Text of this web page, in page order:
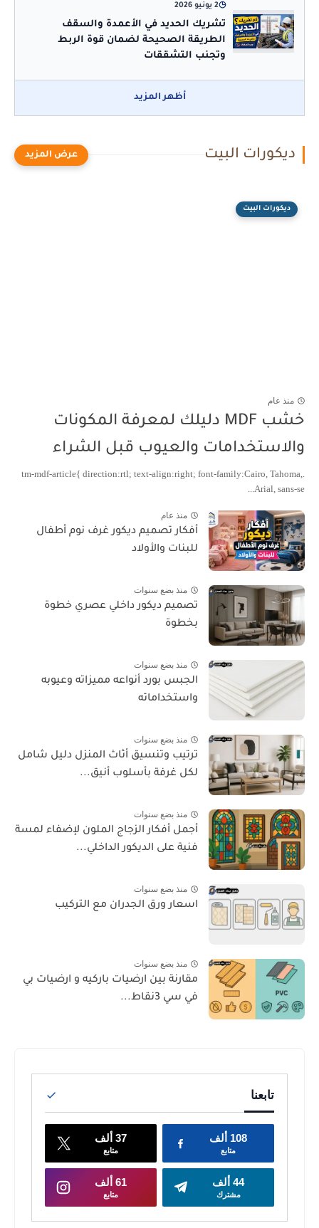
◷2 يونيو 2026
تشريك الحديد في الأعمدة والسقف
الطريقة الصحيحة لضمان قوة الربط
وتجنب التشققات
أظهر المزيد
ديكورات البيت
ديكورات البيت
منذ عام
خشب MDF دليلك لمعرفة المكونات
والاستخدامات والعيوب قبل الشراء
.tm-mdf-article{ direction:rtl; text-align:right; font-family:Cairo, Tahoma,
Arial, sans-se...
منذ عام
أفكار تصميم ديكور غرف نوم أطفال
للبنات والأولاد
منذ بضع سنوات
تصميم ديكور داخلي عصري خطوة
بخطوة
منذ بضع سنوات
الجبس بورد أنواعه مميزاته وعيوبه
واستخداماته
منذ بضع سنوات
ترتيب وتنسيق أثاث المنزل دليل شامل
لكل غرفة بأسلوب أنيق...
منذ بضع سنوات
أجمل أفكار الزجاج الملون لإضفاء لمسة
فنية على الديكور الداخلي...
منذ بضع سنوات
اسعار ورق الجدران مع التركيب
منذ بضع سنوات
مقارنة بين ارضيات باركيه و ارضيات بي
في سي 3نقاط...